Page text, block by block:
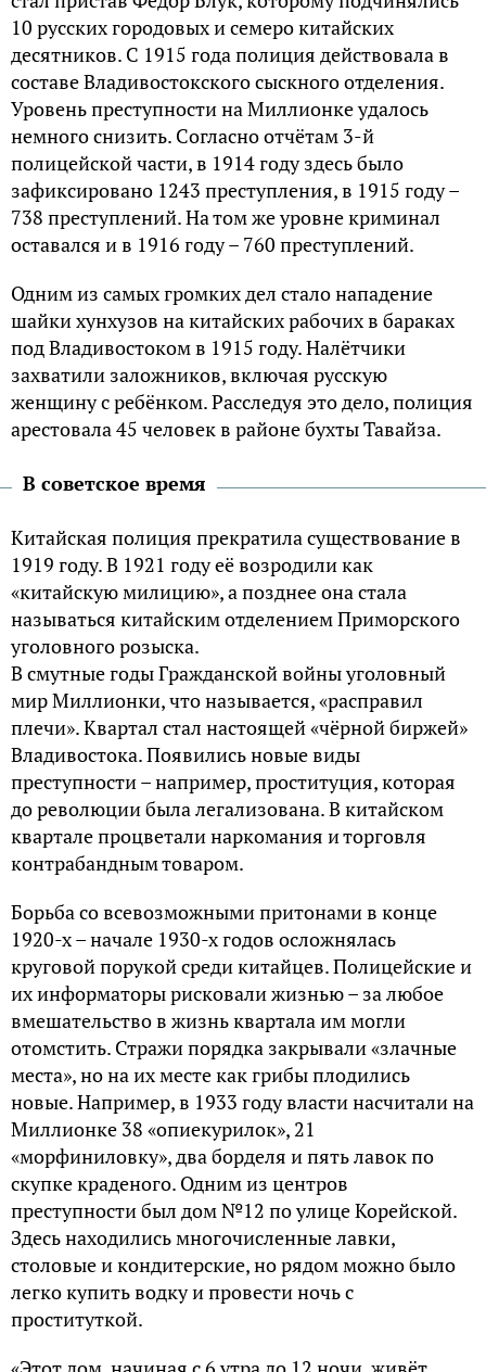
10 русских городовых и семеро китайских
десятников. С 1915 года полиция действовала в
составе Владивостокского сыскного отделения.
Уровень преступности на Миллионке удалось
немного снизить. Согласно отчётам 3-й
полицейской части, в 1914 году здесь было
зафиксировано 1243 преступления, в 1915 году –
738 преступлений. На том же уровне криминал
оставался и в 1916 году – 760 преступлений.
Одним из самых громких дел стало нападение
шайки хунхузов на китайских рабочих в бараках
под Владивостоком в 1915 году. Налётчики
захватили заложников, включая русскую
женщину с ребёнком. Расследуя это дело, полиция
арестовала 45 человек в районе бухты Тавайза.
В советское время
Китайская полиция прекратила существование в
1919 году. В 1921 году её возродили как
«китайскую милицию», а позднее она стала
называться китайским отделением Приморского
уголовного розыска.
В смутные годы Гражданской войны уголовный
мир Миллионки, что называется, «расправил
плечи». Квартал стал настоящей «чёрной биржей»
Владивостока. Появились новые виды
преступности – например, проституция, которая
до революции была легализована. В китайском
квартале процветали наркомания и торговля
контрабандным товаром.
Борьба со всевозможными притонами в конце
1920-х – начале 1930-х годов осложнялась
круговой порукой среди китайцев. Полицейские и
их информаторы рисковали жизнью – за любое
вмешательство в жизнь квартала им могли
отомстить. Стражи порядка закрывали «злачные
места», но на их месте как грибы плодились
новые. Например, в 1933 году власти насчитали на
Миллионке 38 «опиекурилок», 21
«морфиниловку», два борделя и пять лавок по
скупке краденого. Одним из центров
преступности был дом №12 по улице Корейской.
Здесь находились многочисленные лавки,
столовые и кондитерские, но рядом можно было
легко купить водку и провести ночь с
проституткой.